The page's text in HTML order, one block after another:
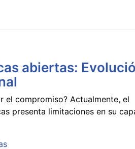
abiertas:
el compromiso? Actualmente, el
presenta limitaciones en su